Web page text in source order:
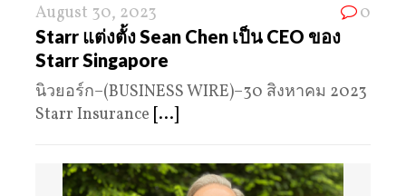
August 30, 2023 0
Starr แต่งตั้ง Sean Chen เป็น CEO ของ
Starr Singapore
นิวยอร์ก–(BUSINESS WIRE)–30 สิงหาคม 2023
Starr Insurance [...]